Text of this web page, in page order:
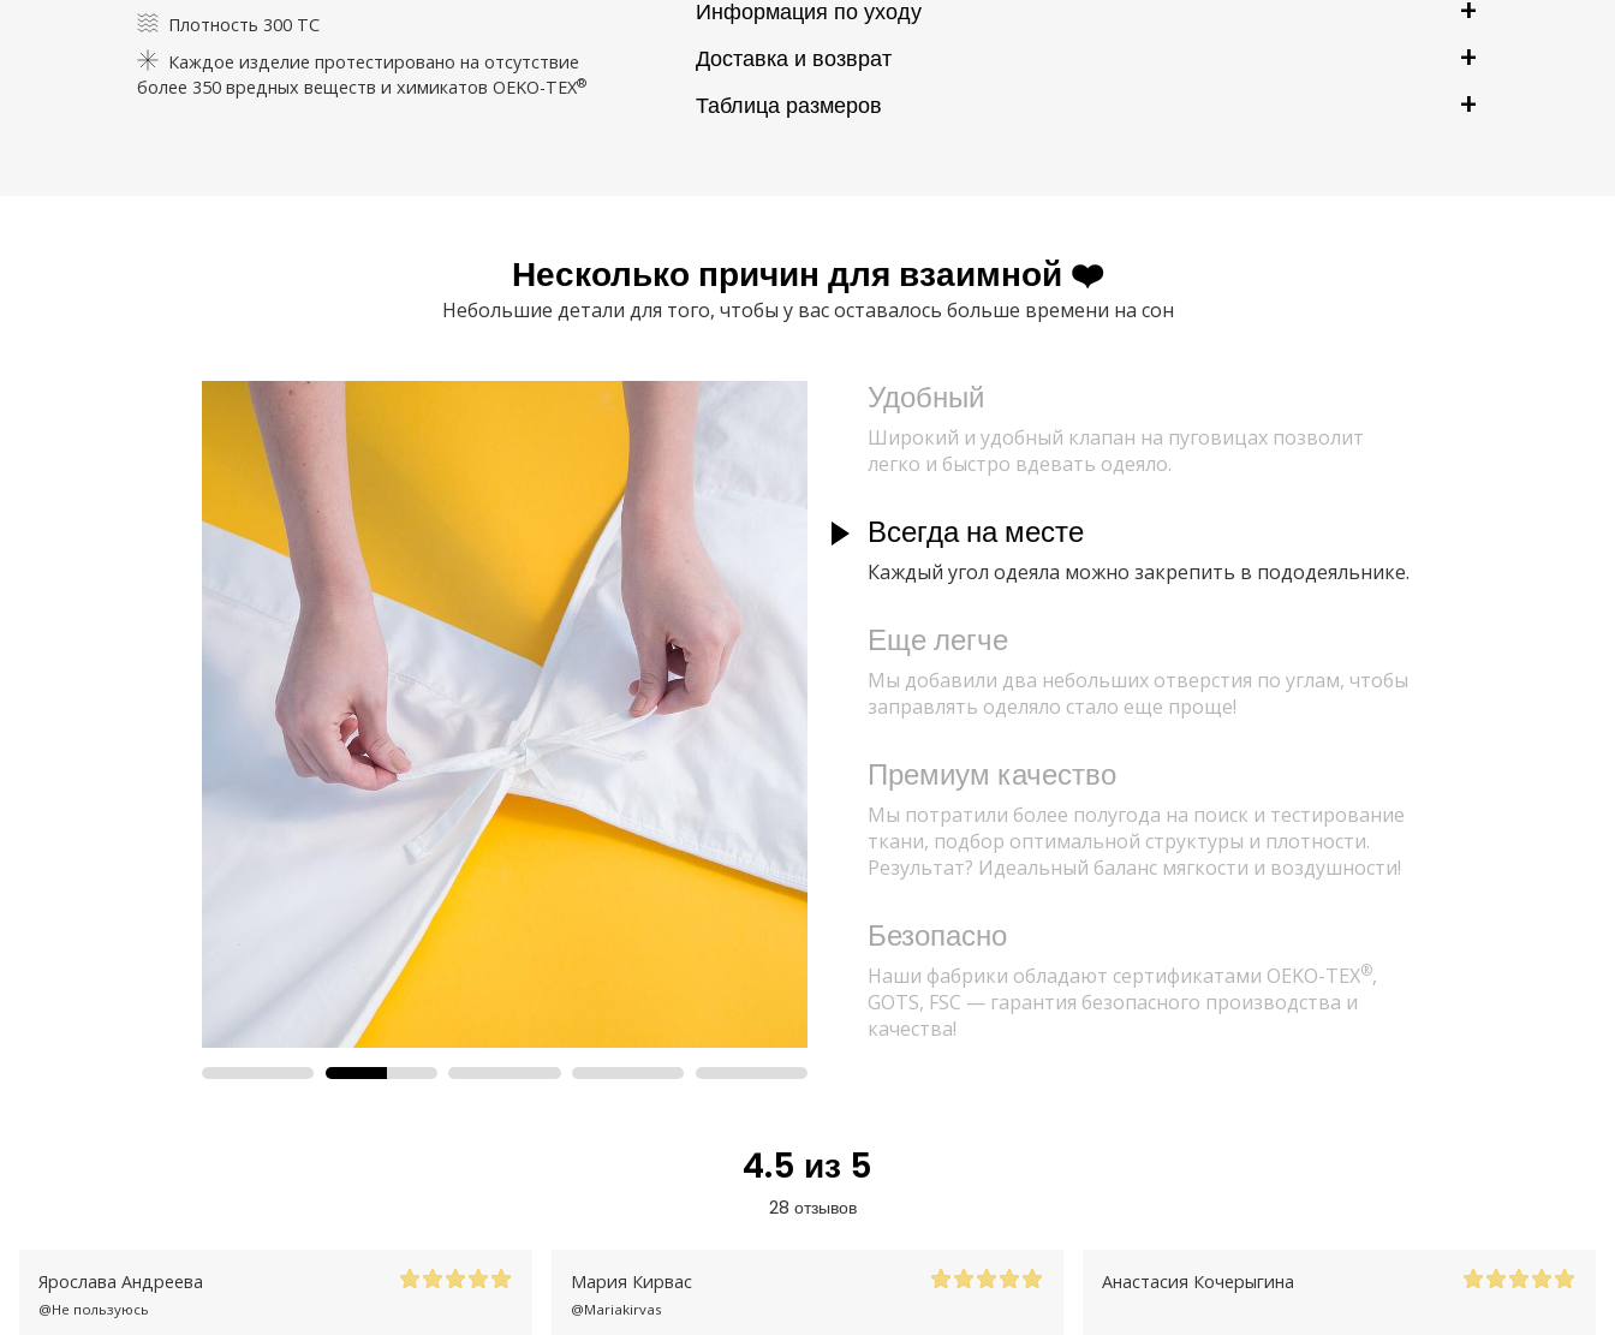
Плотность 300 TC
Каждое изделие протестировано на отсутствие
более 350 вредных веществ и химикатов OEKO-TEX®
Информация по уходу
Доставка и возврат
Таблица размеров
Несколько причин для взаимной ❤️
Небольшие детали для того, чтобы у вас оставалось больше времени на сон
Удобный
Широкий и удобный клапан на пуговицах позволит
легко и быстро вдевать одеяло.
Всегда на месте
Каждый угол одеяла можно закрепить в пододеяльнике.
Еще легче
Мы добавили два небольших отверстия по углам, чтобы
заправлять оделяло стало еще проще!
Премиум качество
Мы потратили более полугода на поиск и тестирование
ткани, подбор оптимальной структуры и плотности.
Результат? Идеальный баланс мягкости и воздушности!
Безопасно
Наши фабрики обладают сертификатами OEKO-TEX®,
GOTS, FSC — гарантия безопасного производства и
качества!
4.5 из 5
28 отзывов
Ярослава Андреева
@Не пользуюсь
Мария Кирвас
@Mariakirvas
Анастасия Кочерыгина